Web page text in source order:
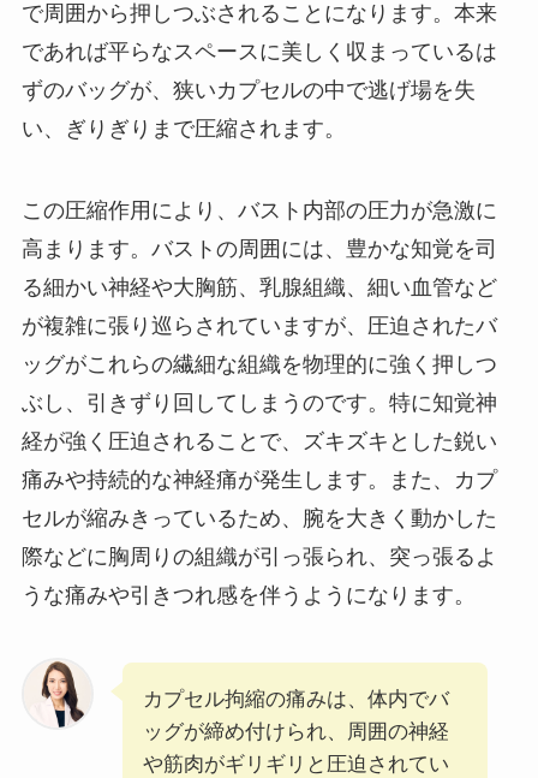
で周囲から押しつぶされることになります。本来
であれば平らなスペースに美しく収まっているは
ずのバッグが、狭いカプセルの中で逃げ場を失
い、ぎりぎりまで圧縮されます。
この圧縮作用により、バスト内部の圧力が急激に
高まります。バストの周囲には、豊かな知覚を司
る細かい神経や大胸筋、乳腺組織、細い血管など
が複雑に張り巡らされていますが、圧迫されたバ
ッグがこれらの繊細な組織を物理的に強く押しつ
ぶし、引きずり回してしまうのです。特に知覚神
経が強く圧迫されることで、ズキズキとした鋭い
痛みや持続的な神経痛が発生します。また、カプ
セルが縮みきっているため、腕を大きく動かした
際などに胸周りの組織が引っ張られ、突っ張るよ
うな痛みや引きつれ感を伴うようになります。
カプセル拘縮の痛みは、体内でバ
ッグが締め付けられ、周囲の神経
や筋肉がギリギリと圧迫されてい